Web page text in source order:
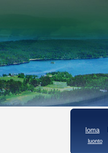
loma
luonto